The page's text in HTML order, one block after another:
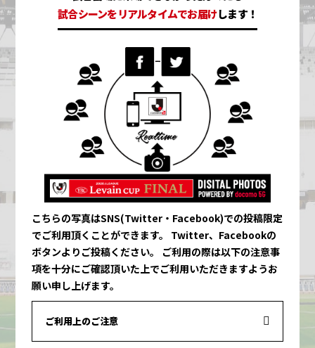
試合シーンをリアルタイムでお届けします！
こちらの写真はSNS(Twitter・Facebook)での投稿限定
でご利用頂くことができます。
Twitter、Facebookの
ボタンよりご投稿ください。
ご利用の際は以下の注意事
項を十分にご確認頂いた上でご利用いただきますようお
願い申し上げます。
ご利用上のご注意